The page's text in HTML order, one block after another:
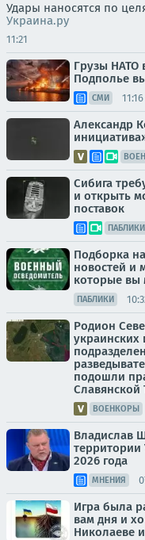
Удары наносятся по
Украина.ру
11:21
Грузы НАТО
Подполье
СМИ 11:16
Александр
Сибига
и открыть
поставок
ПАБЛИКИ
Подборка
новостей и
которые вы
ПАБЛИКИ
Родион
украинских
подошли
Славянской
ВОЕНКОРЫ
Владислав
территории
2026 года
МНЕНИЯ
Игра была
вам дня и
Николаеве